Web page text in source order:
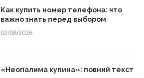
Как купить номер телефона: что
важно знать перед выбором
02/08/2026
«Неопалима купина»: повний текст